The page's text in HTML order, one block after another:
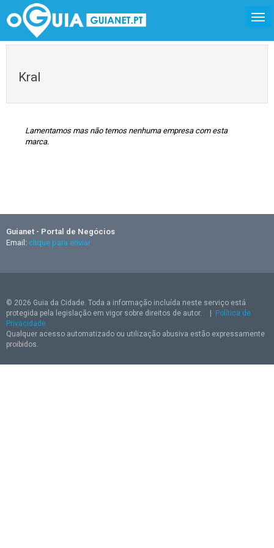
Kral
Lamentamos mas não temos nenhuma empresa com esta
marca.
Guianet - Portal de Negócios
Email: clique para enviar
© 2026 Guia da Cidade. Toda a informação incluída neste serviço está
protegida pela legislação em vigor sobre direitos de autor.
Política de
Privacidade
Qualquer acesso automatizado ou utilização abusiva estão expressamente
proibidos.